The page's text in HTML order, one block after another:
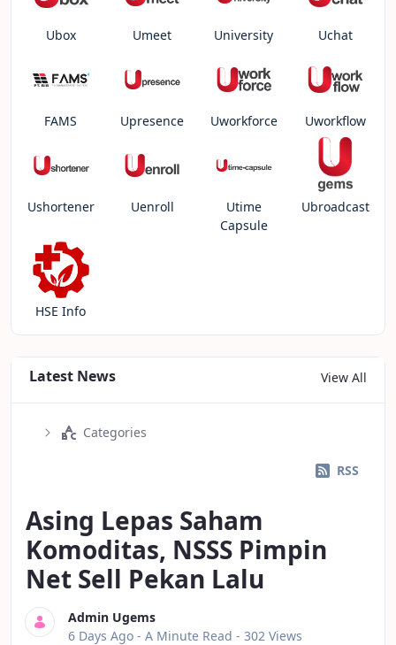
Ubox Umeet University Uchat
FAMS Upresence Uworkforce Uworkflow
Ushortener Uenroll
Utime
Capsule
Ubroadcast
HSE Info
Latest News View All
Categories
RSS
Asing Lepas Saham
Komoditas, NSSS Pimpin
Net Sell Pekan Lalu
Admin Ugems
Published Date
6 Days Ago - A Minute Read - 302 Views